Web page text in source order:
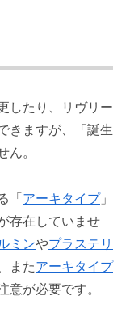
したり、リヴリー
きますが、「誕生
ん。
「 アーキタイプ」
存在していませ
ミンやプラステリ
またアーキタイプ
意が必要です。